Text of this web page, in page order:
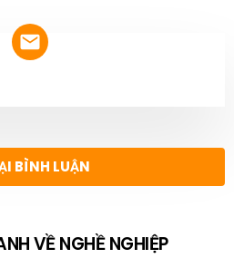
BÌNH LUẬN
VỀ NGHỀ NGHIỆP